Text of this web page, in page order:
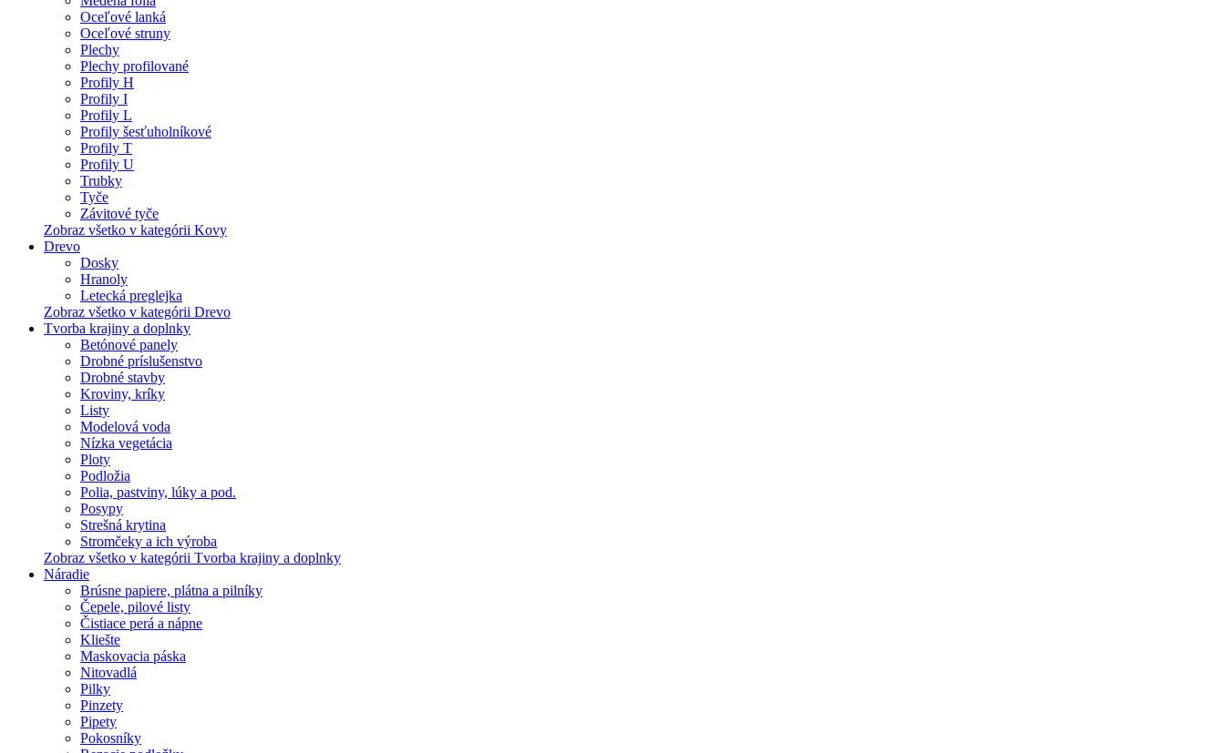
Oceľové lanká
Oceľové struny
Plechy
Plechy profilované
Profily H
Profily I
Profily L
Profily šesťuholníkové
Profily T
Profily U
Trubky
Tyče
Závitové tyče
Zobraz všetko v kategórii Kovy
Drevo
Dosky
Hranoly
Letecká preglejka
Zobraz všetko v kategórii Drevo
Tvorba krajiny a doplnky
Betónové panely
Drobné príslušenstvo
Drobné stavby
Kroviny, kríky
Listy
Modelová voda
Nízka vegetácia
Ploty
Podložia
Polia, pastviny, lúky a pod.
Posypy
Strešná krytina
Stromčeky a ich výroba
Zobraz všetko v kategórii Tvorba krajiny a doplnky
Náradie
Brúsne papiere, plátna a pilníky
Čepele, pilové listy
Čistiace perá a nápne
Kliešte
Maskovacia páska
Nitovadlá
Pilky
Pinzety
Pipety
Pokosníky